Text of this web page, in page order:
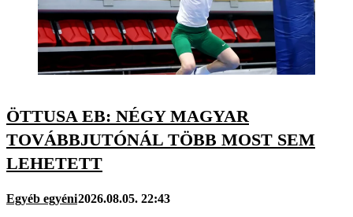
ÖTTUSA EB: NÉGY MAGYAR
TOVÁBBJUTÓNÁL TÖBB MOST SEM
LEHETETT
Egyéb egyéni2026.08.05. 22:43